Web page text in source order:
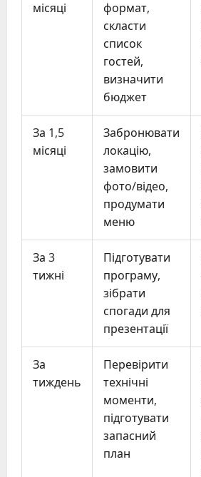
місяці
формат,
скласти
список
гостей,
визначити
бюджет
За 1,5
місяці
Забронювати
локацію,
замовити
фото/відео,
продумати
меню
За 3
тижні
Підготувати
програму,
зібрати
спогади для
презентації
За
тиждень
Перевірити
технічні
моменти,
підготувати
запасний
план